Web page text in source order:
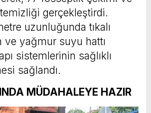
gerçekleştirdi.
uzunluğunda tıkalı
ve yağmur suyu hattı
sistemlerinin sağlıklı
sağlandı.
MÜDAHALEYE HAZIR